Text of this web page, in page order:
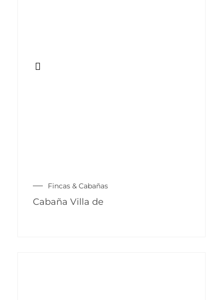
Fincas & Cabañas
Cabaña Villa de